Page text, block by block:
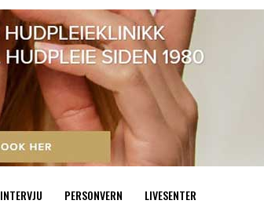
INTERVJU PERSONVERN LIVESENTER